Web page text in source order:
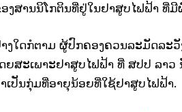
ງສານນິໂກຕິນທີ່ຢູ່ໃນຢາສູບໄຟຟ້າ ທີ່
ງໃດກໍຕາມ ຜູ້ປົກຄອງຄວນລະມັດລະວັ
ຍສະເພາະຢາສູບໄຟຟ້າ ທີ່ ສປປ ລາ
ເປັນກຸ່ມທີ່ອາຍຸນ້ອຍທີ່ໃຊ້ຢາສູບໄຟຟ້າ.